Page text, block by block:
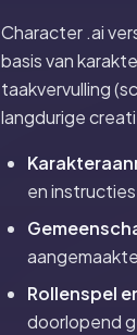
Character .ai
basis van
taakvervulling
langdurige
en
Rollenspel
doorlopend